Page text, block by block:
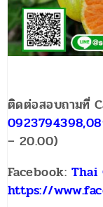
ติดต่อสอบถามที่
– 20.00)
Facebook: Thai
https://